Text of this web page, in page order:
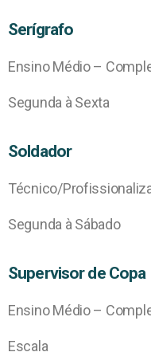
Serígrafo
Ensino Médio –
Segunda à Sexta
Soldador
Técnico/
Segunda à Sábado
Supervisor de Copa
Ensino Médio –
Escala